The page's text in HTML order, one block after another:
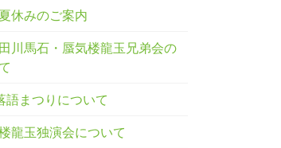
休みのご案内
川馬石・蜃気楼龍玉兄弟会の
まつりについて
龍玉独演会について